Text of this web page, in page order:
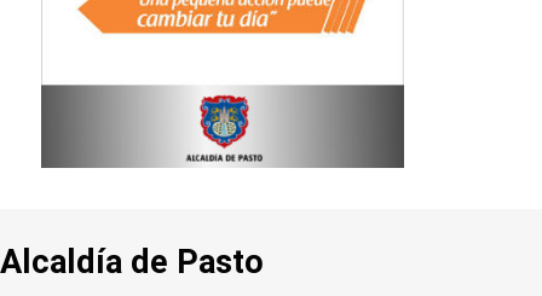
Alcaldía de Pasto